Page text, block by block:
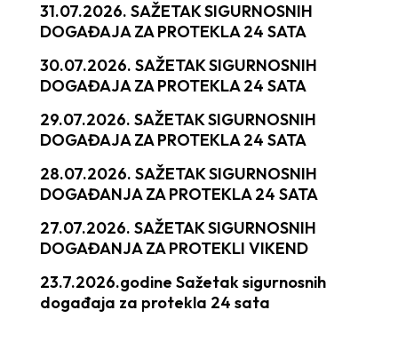
31.07.2026. SAŽETAK SIGURNOSNIH
DOGAĐAJA ZA PROTEKLA 24 SATA
30.07.2026. SAŽETAK SIGURNOSNIH
DOGAĐAJA ZA PROTEKLA 24 SATA
29.07.2026. SAŽETAK SIGURNOSNIH
DOGAĐAJA ZA PROTEKLA 24 SATA
28.07.2026. SAŽETAK SIGURNOSNIH
DOGAĐANJA ZA PROTEKLA 24 SATA
27.07.2026. SAŽETAK SIGURNOSNIH
DOGAĐANJA ZA PROTEKLI VIKEND
23.7.2026.godine Sažetak sigurnosnih
događaja za protekla 24 sata